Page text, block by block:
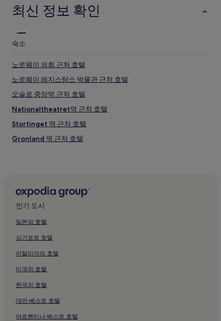
최신 정보 확인
숙소
노르웨이 의회 근처 호텔
노르웨이 레지스탕스 박물관 근처 호텔
오슬로 중앙역 근처 호텔
Nationaltheatret역 근처 호텔
Stortinget 역 근처 호텔
Gronland 역 근처 호텔
록펠러 뮤직홀 근처 호텔
Oslo Hospital 경전철역 근처 호텔
튤린로카 경전철역 근처 호텔
Hausmanns Gate 역 근처 호텔
오슬로 관광안내소 근처 호텔
도가 노르웨이언 디자인 앤 아키텍처 센터 근처 호텔
에케베르그 조각공원 근처 호텔
노르웨이언 스카우트 박물관 근처 호텔
인기 도시
일본의 호텔
싱가포르 호텔
이탈리아의 호텔
미국의 호텔
한국의 호텔
대만 베스트 호텔
아르헨티나 베스트 호텔